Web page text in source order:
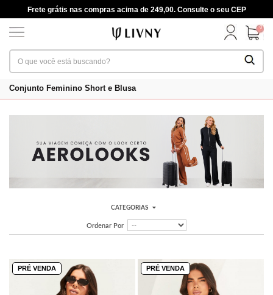
Frete grátis nas compras acima de 249,00. Consulte o seu CEP
0
Conjunto Feminino Short e Blusa
CATEGORIAS
Ordenar Por
PRÉ VENDA PRÉ VENDA